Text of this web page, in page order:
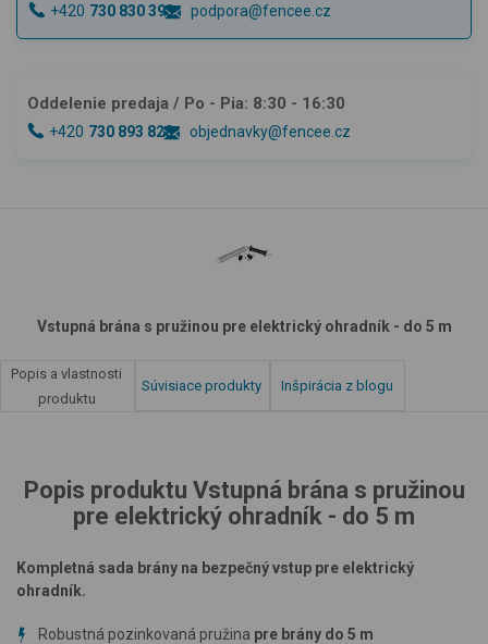
+420 730 830 393 podpora@fencee.cz
Oddelenie predaja / Po - Pia: 8:30 - 16:30
+420 730 893 828 objednavky@fencee.cz
Vstupná brána s pružinou pre elektrický ohradník - do 5 m
Popis a vlastnosti
produktu
Súvisiace produkty Inšpirácia z blogu
Popis produktu Vstupná brána s pružinou
pre elektrický ohradník - do 5 m
Kompletná sada brány na bezpečný vstup pre elektrický
ohradník.
Robustná pozinkovaná pružina pre brány do 5 m